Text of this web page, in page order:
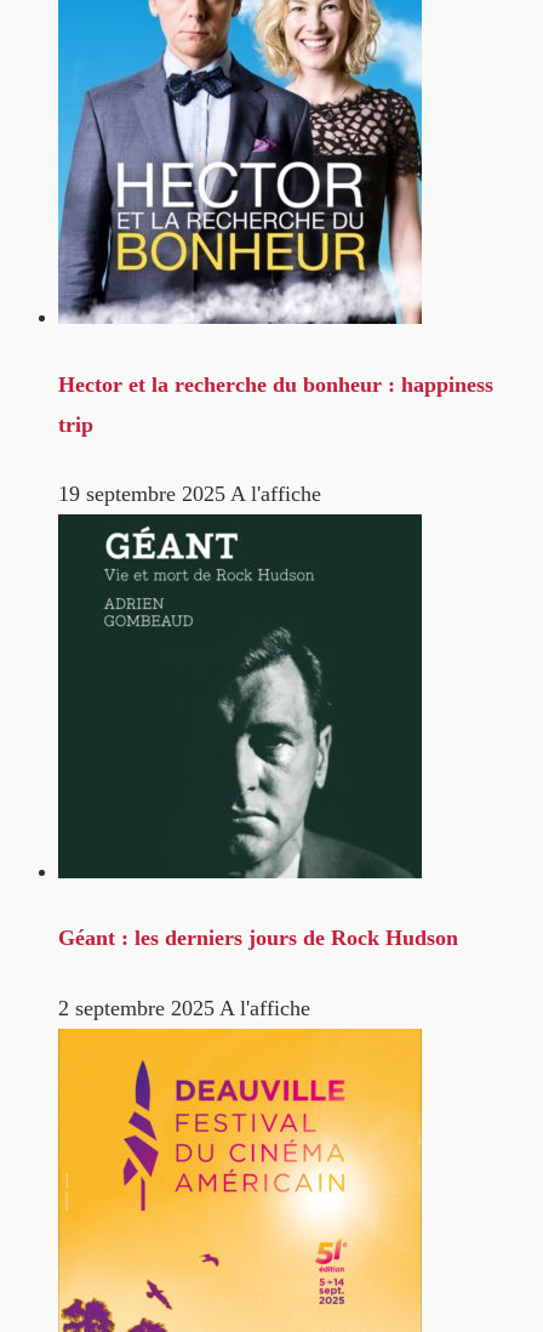
Hector et la recherche du bonheur : happiness
trip
19 septembre 2025 A l'affiche
Géant : les derniers jours de Rock Hudson
2 septembre 2025 A l'affiche